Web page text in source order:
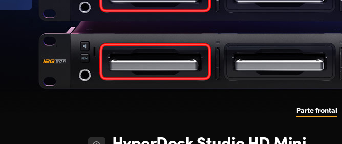
Parte frontal